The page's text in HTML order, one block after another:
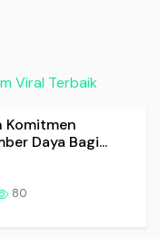
Viral Terbaik
Komitmen
Daya Bagi...
80